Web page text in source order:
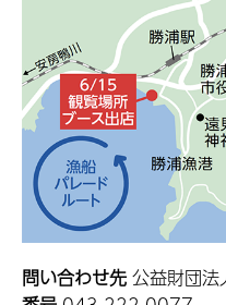
問い合わせ先 公益財団